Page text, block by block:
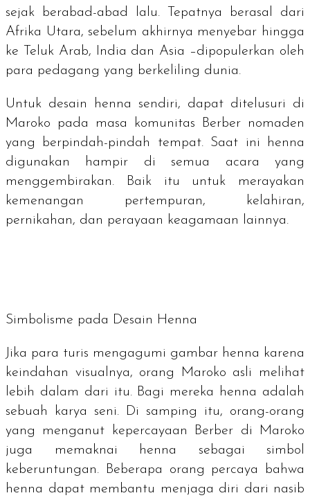
sejak berabad-abad lalu. Tepatnya berasal dari
Afrika Utara, sebelum akhirnya menyebar hingga
ke Teluk Arab, India dan Asia –dipopulerkan oleh
para pedagang yang berkeliling dunia.
Untuk desain henna sendiri, dapat ditelusuri di
Maroko pada masa komunitas Berber nomaden
yang berpindah-pindah tempat. Saat ini henna
digunakan hampir di semua acara yang
menggembirakan. Baik itu untuk merayakan
kemenangan pertempuran, kelahiran,
pernikahan, dan perayaan keagamaan lainnya.
Simbolisme pada Desain Henna
Jika para turis mengagumi gambar henna karena
keindahan visualnya, orang Maroko asli melihat
lebih dalam dari itu. Bagi mereka henna adalah
sebuah karya seni. Di samping itu, orang-orang
yang menganut kepercayaan Berber di Maroko
juga memaknai henna sebagai simbol
keberuntungan. Beberapa orang percaya bahwa
henna dapat membantu menjaga diri dari nasib